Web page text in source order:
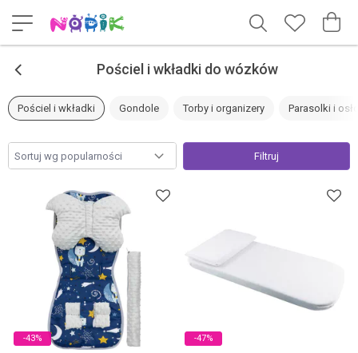
< Pościel i wkładki do wózków
Gondole Torby i organizery Parasolki i
Pościel i wkładki
Filtruj
-43% -47%